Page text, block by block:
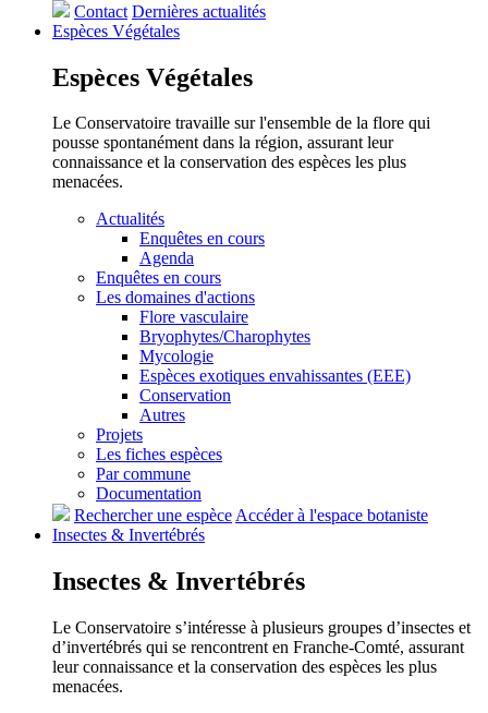
Contact Dernières actualités
Espèces Végétales
Espèces Végétales
Le Conservatoire travaille sur l'ensemble de la flore qui
pousse spontanément dans la région, assurant leur
connaissance et la conservation des espèces les plus
menacées.
Actualités
Enquêtes en cours
Agenda
Enquêtes en cours
Les domaines d'actions
Flore vasculaire
Bryophytes/Charophytes
Mycologie
Espèces exotiques envahissantes (EEE)
Conservation
Autres
Projets
Les fiches espèces
Par commune
Documentation
Rechercher une espèceAccéder à l'espace botaniste
Insectes & Invertébrés
Insectes & Invertébrés
Le Conservatoire s’intéresse à plusieurs groupes d’insectes et
d’invertébrés qui se rencontrent en Franche-Comté, assurant
leur connaissance et la conservation des espèces les plus
menacées.